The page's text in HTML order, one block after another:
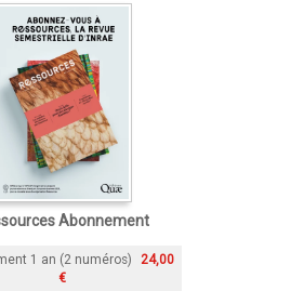
Abonnement
1 an (2 numéros)
24,00
€